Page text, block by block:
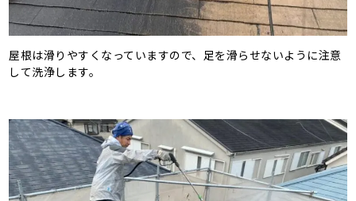
屋根は滑りやすくなっていますので、足を滑らせないように注意
して洗浄します。